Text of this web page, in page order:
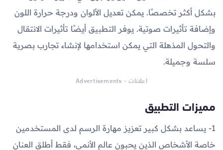
بشكل أكثر تخصصًا. يمكن تعديل الألوان ودرجة حرارة اللون
وإضافة تأثيرات صوتية. يوفر التطبيق أيضًا تأثيرات الانتقال
والتحول المذهلة التي يمكن استخدامها لإنشاء تجارب بصرية
سلسة وجميلة.
اعلانات - Advertisements
مميزات التطبيق
1- يساعد بشكل كبير تعزيز مهارة الرسم لدى المستخدمين
خاصة الأشخاص الذين يحبون عالم الأنمي، فقط أطلق العنان